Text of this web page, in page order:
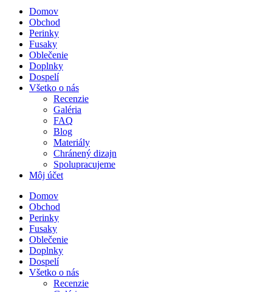
Domov
Obchod
Perinky
Fusaky
Oblečenie
Doplnky
Dospelí
Všetko o nás
Recenzie
Galéria
FAQ
Blog
Materiály
Chránený dizajn
Spolupracujeme
Môj účet
Domov
Obchod
Perinky
Fusaky
Oblečenie
Doplnky
Dospelí
Všetko o nás
Recenzie